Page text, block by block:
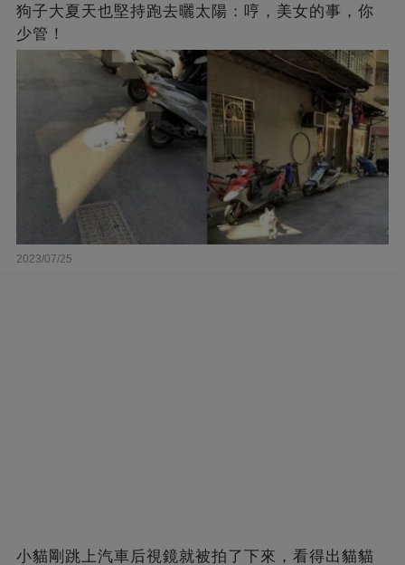
狗子大夏天也堅持跑去曬太陽：哼，美女的事，你
少管！
2023/07/25
小貓剛跳上汽車后視鏡就被拍了下來，看得出貓貓